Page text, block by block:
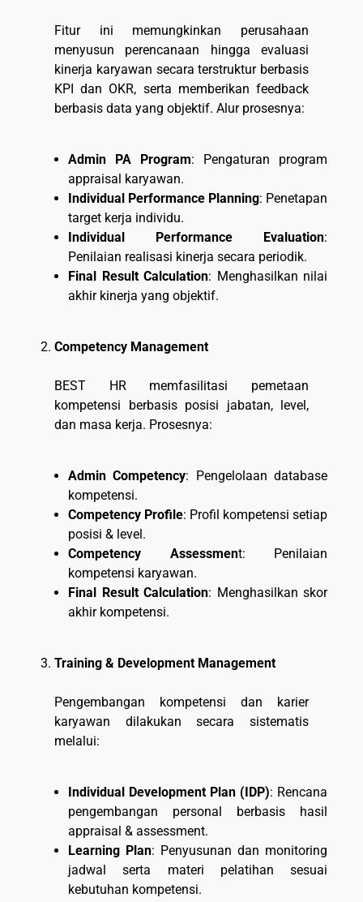
Fitur ini memungkinkan perusahaan
menyusun perencanaan hingga evaluasi
kinerja karyawan secara terstruktur berbasis
KPI dan OKR, serta memberikan feedback
berbasis data yang objektif. Alur prosesnya:
Admin PA Program: Pengaturan program
appraisal karyawan.
Individual Performance Planning: Penetapan
target kerja individu.
Individual Performance Evaluation:
Penilaian realisasi kinerja secara periodik.
Final Result Calculation: Menghasilkan nilai
akhir kinerja yang objektif.
Competency Management
BEST HR memfasilitasi pemetaan
kompetensi berbasis posisi jabatan, level,
dan masa kerja. Prosesnya:
Admin Competency: Pengelolaan database
kompetensi.
Competency Profile: Profil kompetensi setiap
posisi & level.
Competency Assessment: Penilaian
kompetensi karyawan.
Final Result Calculation: Menghasilkan skor
akhir kompetensi.
Training & Development Management
Pengembangan kompetensi dan karier
karyawan dilakukan secara sistematis
melalui:
Individual Development Plan (IDP): Rencana
pengembangan personal berbasis hasil
appraisal & assessment.
Learning Plan: Penyusunan dan monitoring
jadwal serta materi pelatihan sesuai
kebutuhan kompetensi.